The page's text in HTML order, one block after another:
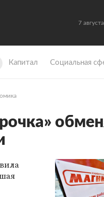
7
Капитал Социальная